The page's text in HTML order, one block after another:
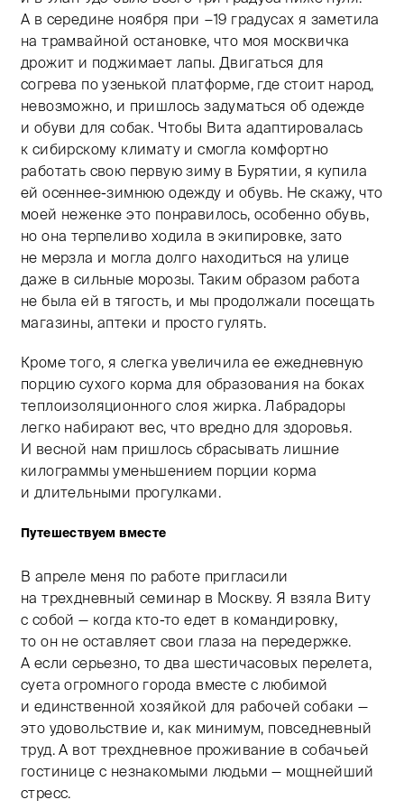
А в середине ноября при −19 градусах я заметила
на трамвайной остановке, что моя москвичка
дрожит и поджимает лапы. Двигаться для
согрева по узенькой платформе, где стоит народ,
невозможно, и пришлось задуматься об одежде
и обуви для собак. Чтобы Вита адаптировалась
к сибирскому климату и смогла комфортно
работать свою первую зиму в Бурятии, я купила
ей осеннее-зимнюю одежду и обувь. Не скажу, что
моей неженке это понравилось, особенно обувь,
но она терпеливо ходила в экипировке, зато
не мерзла и могла долго находиться на улице
даже в сильные морозы. Таким образом работа
не была ей в тягость, и мы продолжали посещать
магазины, аптеки и просто гулять.
Кроме того, я слегка увеличила ее ежедневную
порцию сухого корма для образования на боках
теплоизоляционного слоя жирка. Лабрадоры
легко набирают вес, что вредно для здоровья.
И весной нам пришлось сбрасывать лишние
килограммы уменьшением порции корма
и длительными прогулками.
Путешествуем вместе
В апреле меня по работе пригласили
на трехдневный семинар в Москву. Я взяла Виту
с собой — когда кто-то едет в командировку,
то он не оставляет свои глаза на передержке.
А если серьезно, то два шестичасовых перелета,
суета огромного города вместе с любимой
и единственной хозяйкой для рабочей собаки —
это удовольствие и, как минимум, повседневный
труд. А вот трехдневное проживание в собачьей
гостинице с незнакомыми людьми — мощнейший
стресс.